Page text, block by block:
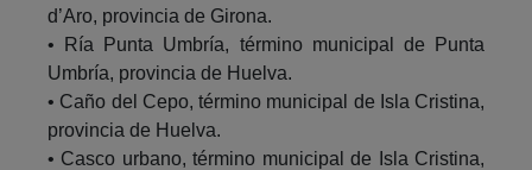
d’Aro, provincia de Girona.
• Ría Punta Umbría, término municipal de Punta
Umbría, provincia de Huelva.
• Caño del Cepo, término municipal de Isla Cristina,
provincia de Huelva.
• Casco urbano, término municipal de Isla Cristina,